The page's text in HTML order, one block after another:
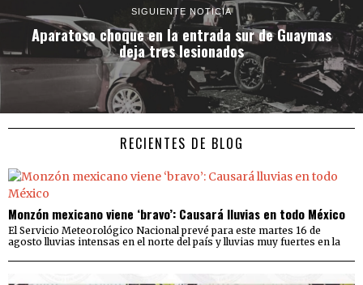
SIGUIENTE NOTICIA
Aparatoso choque en la entrada sur de Guaymas
deja tres lesionados
RECIENTES DE BLOG
Monzón mexicano viene ‘bravo’: Causará lluvias en todo México
El Servicio Meteorológico Nacional prevé para este martes 16 de
agosto lluvias intensas en el norte del país y lluvias muy fuertes en la